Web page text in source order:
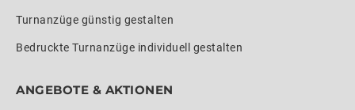
Turnanzüge günstig gestalten
Bedruckte Turnanzüge individuell gestalten
ANGEBOTE & AKTIONEN